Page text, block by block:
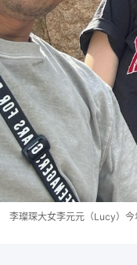
李璨琛大女李元元（Lucy）今